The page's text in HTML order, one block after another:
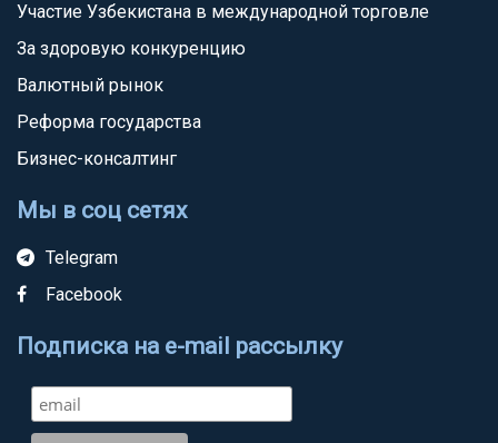
Участие Узбекистана в международной торговле
За здоровую конкуренцию
Валютный рынок
Реформа государства
Бизнес-консалтинг
Мы в соц сетях
Telegram
Facebook
Подписка на e-mail рассылку